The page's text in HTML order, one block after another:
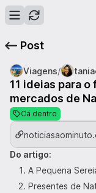
Post
Viagens/
11 ideias para
mercados de
Cá dentro
Do artigo:
A Pequena
Presentes de